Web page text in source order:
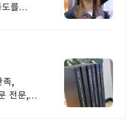
를
족,
전문,